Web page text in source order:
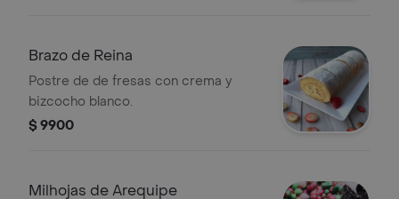
Brazo de Reina
Postre de de fresas con crema y
bizcocho blanco.
$ 9900
Milhojas de Arequipe